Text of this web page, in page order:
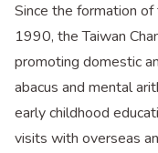
Since the formation
1990, the Taiwan
promoting domestic
abacus and mental
early childhood
visits with overseas